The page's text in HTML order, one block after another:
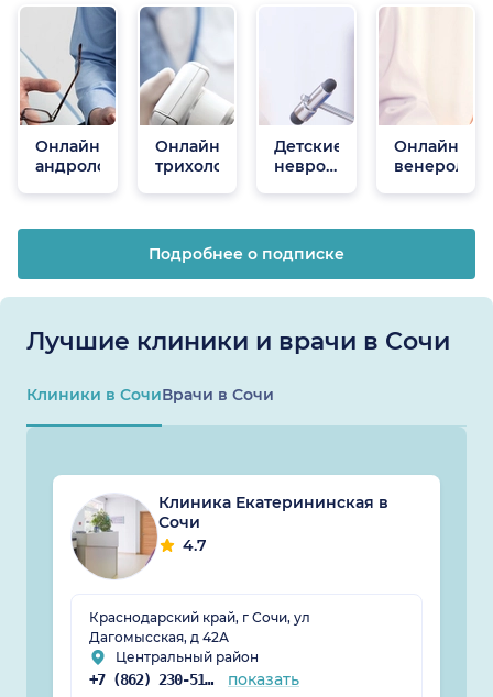
Онлайн
андрологи
Онлайн
трихологи
Детские
неврологи
Онлайн
венерологи
Подробнее о подписке
Лучшие клиники и врачи в Сочи
Клиники в СочиВрачи в Сочи
Клиника Екатерининская в
Сочи
4.7
Краснодарский край, г Сочи, ул
Дагомысская, д 42А
Центральный район
+7 (862) 230-51-67 показать